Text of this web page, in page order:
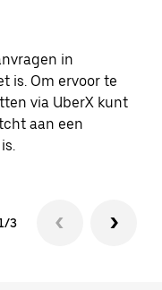
in
is. Om ervoor te
via UberX kunt
aan een
3